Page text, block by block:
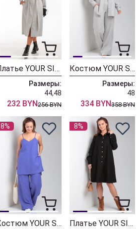
Платье YOUR SIZE 2233 светло-серый
Размеры:
44,48
232 BYN256 BYN
Костюм YOUR SIZE 2231 светло-серый
Размеры:
48
334 BYN358 BYN
8%
Костюм YOUR SIZE 2227 василек
8%
Платье YOUR SIZE 2225 черный